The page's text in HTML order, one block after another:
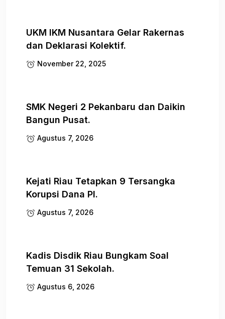
UKM IKM Nusantara Gelar Rakernas
dan Deklarasi Kolektif.
November 22, 2025
SMK Negeri 2 Pekanbaru dan Daikin
Bangun Pusat.
Agustus 7, 2026
Kejati Riau Tetapkan 9 Tersangka
Korupsi Dana PI.
Agustus 7, 2026
Kadis Disdik Riau Bungkam Soal
Temuan 31 Sekolah.
Agustus 6, 2026